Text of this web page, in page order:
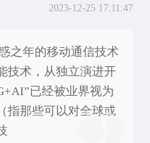
2023-12-25 17:11:47
之年的移动通信技术
技术，从独立演进开
已经被业界视为
指那些可以对全球或